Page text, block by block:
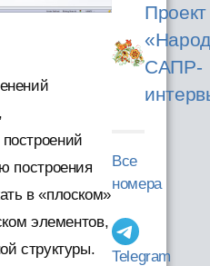
построения
в «плоском»
элементов,
структуры.
Проект
САПР-
Все
номера
Telegram